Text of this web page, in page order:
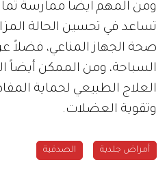
ومن المهم أيضاً ممارسة
تساعد في تحسين الحالة
صحة الجهاز المناعي، فضلاً
السباحة، ومن الممكن أيضاً
العلاج الطبيعي لحماية
وتقوية العضلات.
أمراض جلدية الصدفية